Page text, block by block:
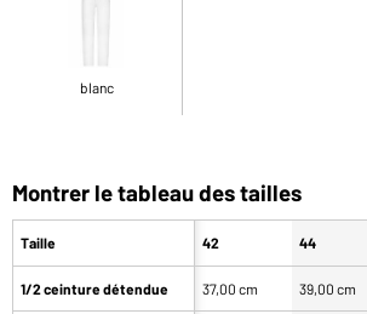
blanc
Montrer le tableau des tailles
Taille
1/2 ceinture détendue
42 44
37,00 cm 39,00 cm